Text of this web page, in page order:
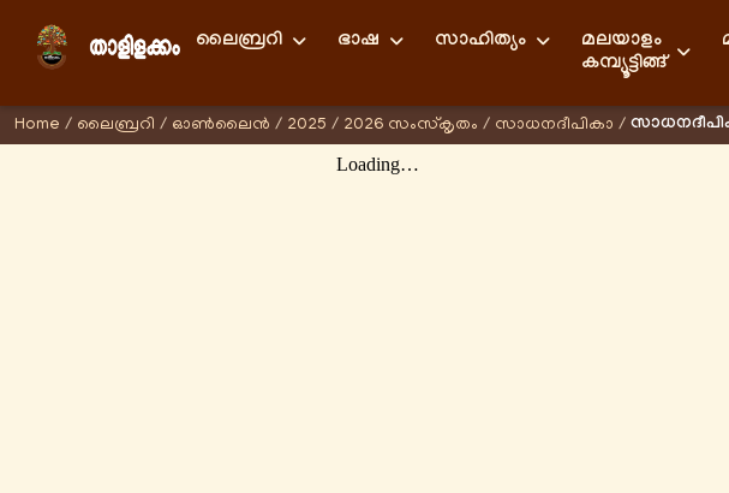
ലൈബ്രറി ഭാഷ സാഹിത്യം
മലയാളം
കമ്പ്യൂട്ടിങ്ങ്
Home / ലൈബ്രറി / ഓണ്‍ലൈന്‍ / 2025 / 2026 സംസ്കൃതം / സാധനദീപികാ /